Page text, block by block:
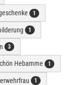
1
1
3
Hebamme 1
1